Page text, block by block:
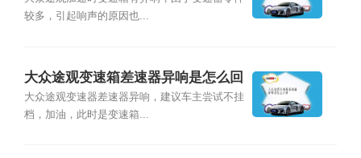
较多，引起响声的原因也...
大众途观变速箱差速器异响是怎么回
事
大众途观变速器差速器异响，建议车主尝试不挂
档，加油，此时是变速箱...